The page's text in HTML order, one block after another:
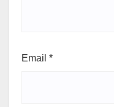
Email *